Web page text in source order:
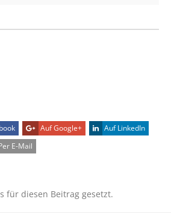
Auf Google+
Auf LinkedIn
E-Mail
für diesen Beitrag gesetzt.